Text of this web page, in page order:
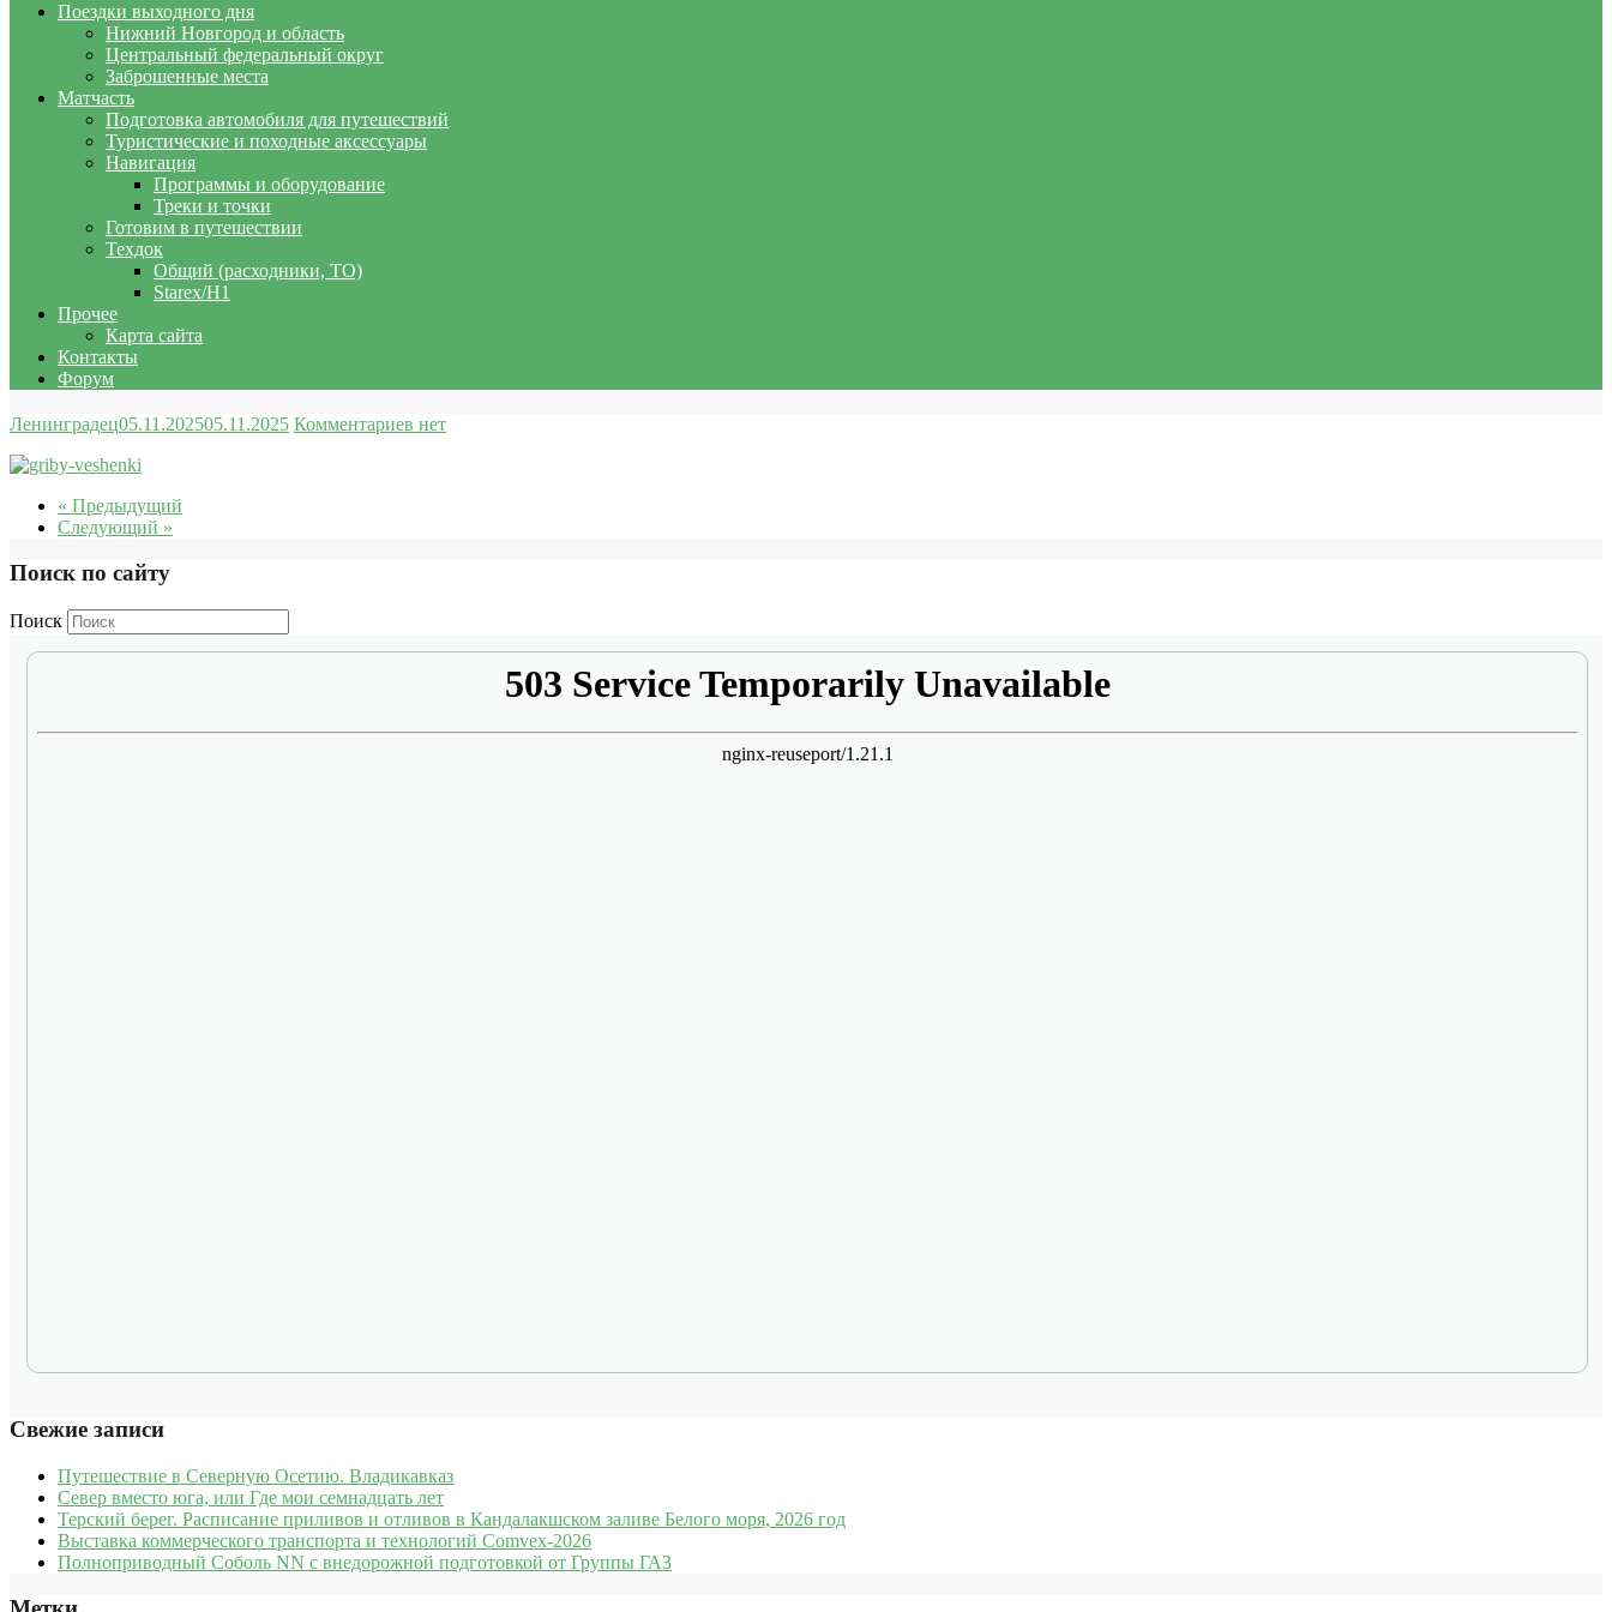
Поездки выходного дня
Нижний Новгород и область
Центральный федеральный округ
Заброшенные места
Матчасть
Подготовка автомобиля для путешествий
Туристические и походные аксессуары
Навигация
Программы и оборудование
Треки и точки
Готовим в путешествии
Техдок
Общий (расходники, ТО)
Starex/H1
Прочее
Карта сайта
Контакты
Форум
Ленинградец05.11.202505.11.2025 Комментариев нет
« Предыдущий
Следующий »
Поиск по сайту
Поиск
Свежие записи
Путешествие в Северную Осетию. Владикавказ
Север вместо юга, или Где мои семнадцать лет
Терский берег. Расписание приливов и отливов в Кандалакшском заливе Белого моря, 2026 год
Выставка коммерческого транспорта и технологий Comvex-2026
Полноприводный Соболь NN с внедорожной подготовкой от Группы ГАЗ